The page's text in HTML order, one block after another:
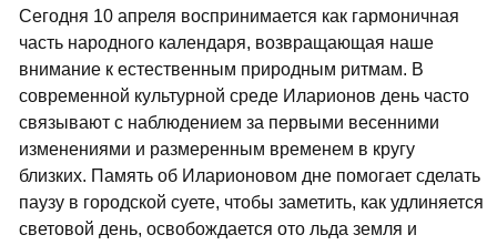
Сегодня 10 апреля воспринимается как гармоничная
часть народного календаря, возвращающая наше
внимание к естественным природным ритмам. В
современной культурной среде Иларионов день часто
связывают с наблюдением за первыми весенними
изменениями и размеренным временем в кругу
близких. Память об Иларионовом дне помогает сделать
паузу в городской суете, чтобы заметить, как удлиняется
световой день, освобождается ото льда земля и